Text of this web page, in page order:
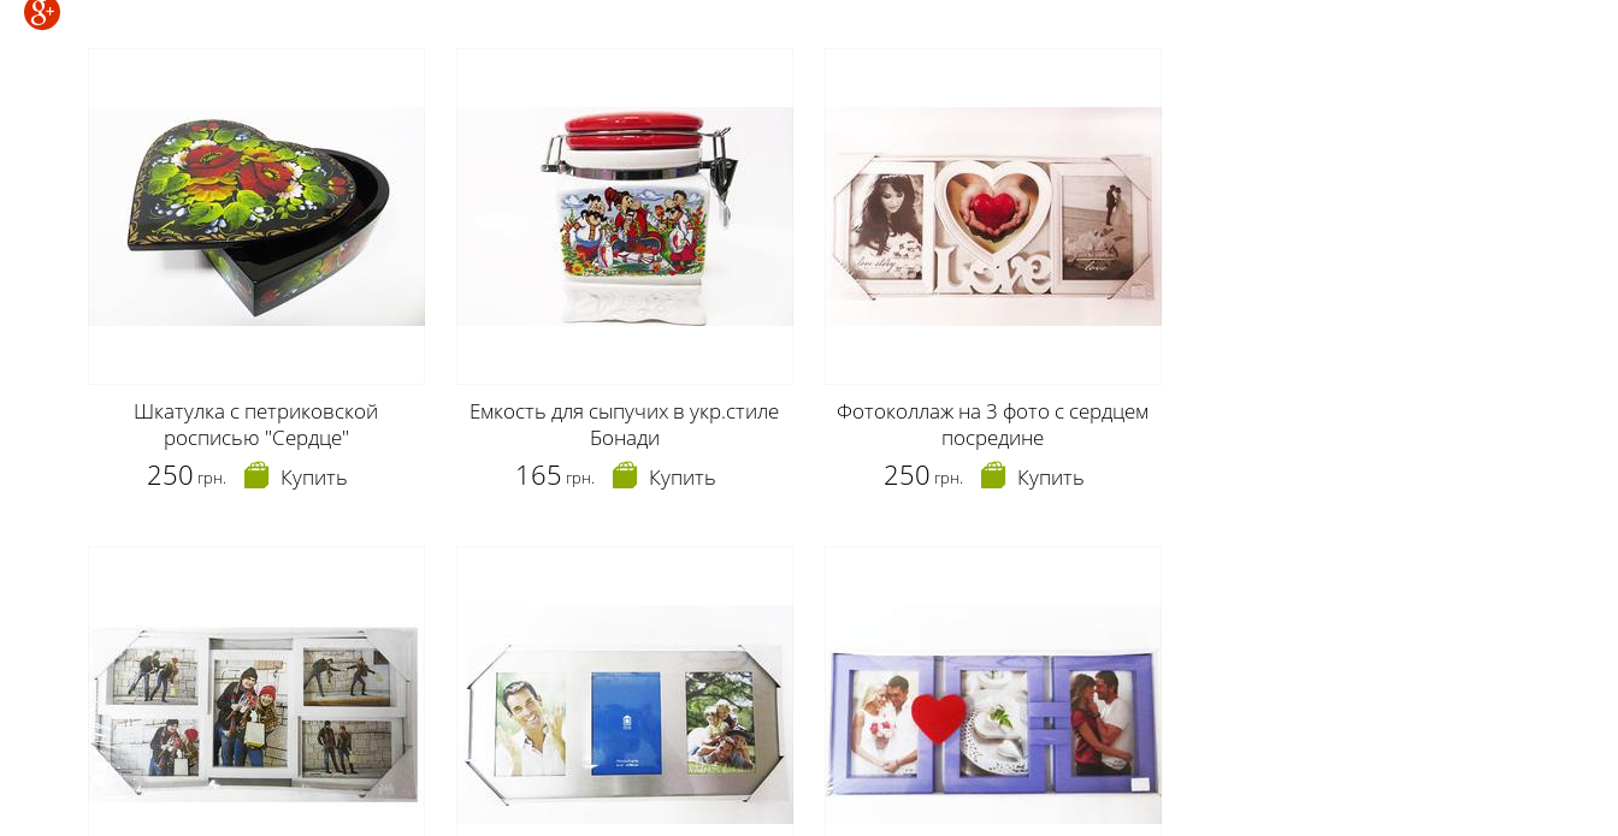
Шкатулка с петриковской
росписью "Сердце"
250 грн. Купить
Емкость для сыпучих в укр.стиле
Бонади
165 грн. Купить
Фотоколлаж на 3 фото с сердцем
посредине
250 грн. Купить